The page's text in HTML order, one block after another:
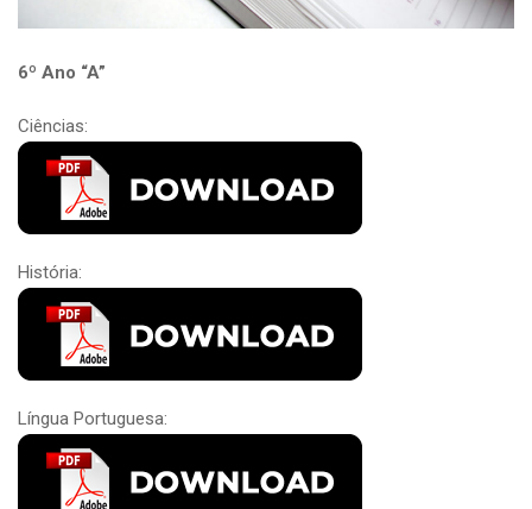
6º Ano “A”
Ciências:
História:
Língua Portuguesa: